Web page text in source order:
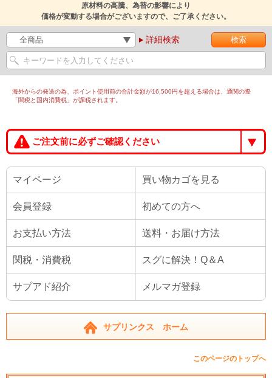
原材料の高騰、為替の影響により
価格が変動する場合がございますので、ご了承ください。
詳細検索
海外からの発送の為、ポイント使用前の合計金額が16,500円を超える場合は、通関の際
「関税と国内消費税」が課税されます。
ご注文前に必ずご確認ください
マイページ 買い物カゴを見る
会員登録 初めての方へ
お支払い方法 送料・お届け方法
関税・消費税 スグに解決！Q＆A
サプアド紹介 メルマガ登録
サプリンクス ホーム
このページのトップへ